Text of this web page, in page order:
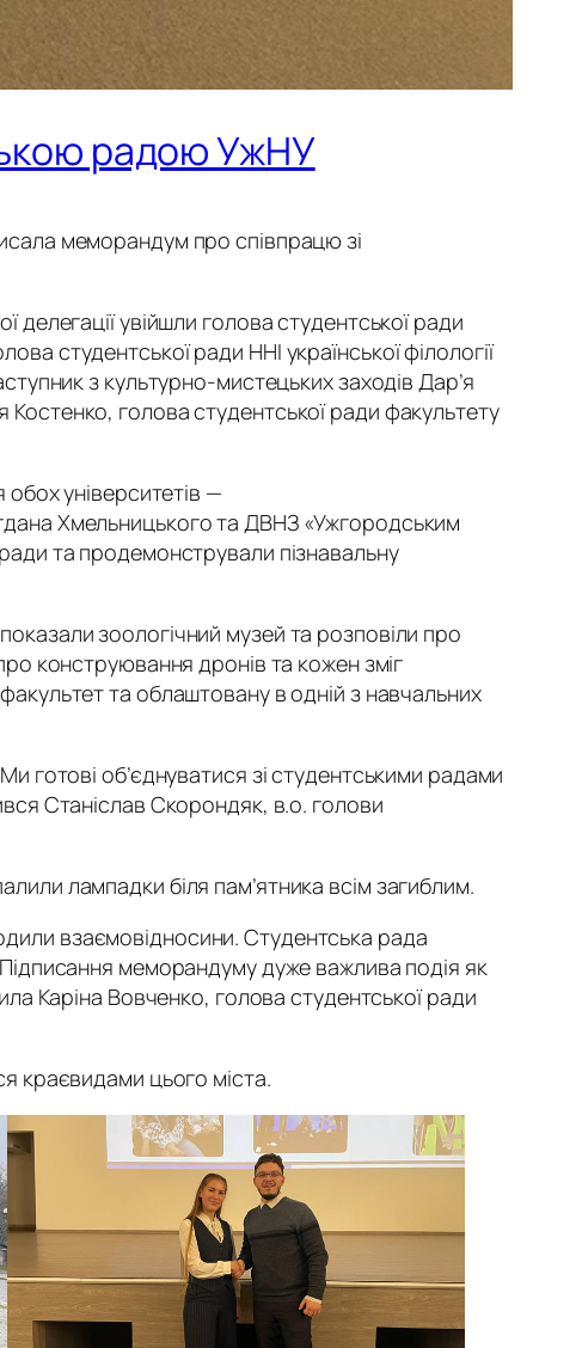
радою УжНУ
меморандум про співпрацю зі
увійшли голова студентської ради
студентської ради ННІ української філології
з культурно-мистецьких заходів Дар’я
голова студентської ради факультету
університетів —
Хмельницького та ДВНЗ «Ужгородським
та продемонстрували пізнавальну
зоологічний музей та розповіли про
конструювання дронів та кожен зміг
та облаштовану в одній з навчальних
готові об’єднуватися зі студентськими радами
Станіслав Скорондяк, в.о. голови
лампадки біля пам’ятника всім загиблим.
взаємовідносини. Студентська рада
меморандуму дуже важлива подія як
Каріна Вовченко, голова студентської ради
краєвидами цього міста.